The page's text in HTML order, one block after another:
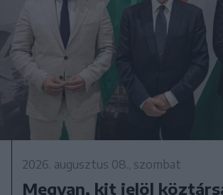
2026. augusztus 08., szombat
Megvan, kit jelöl